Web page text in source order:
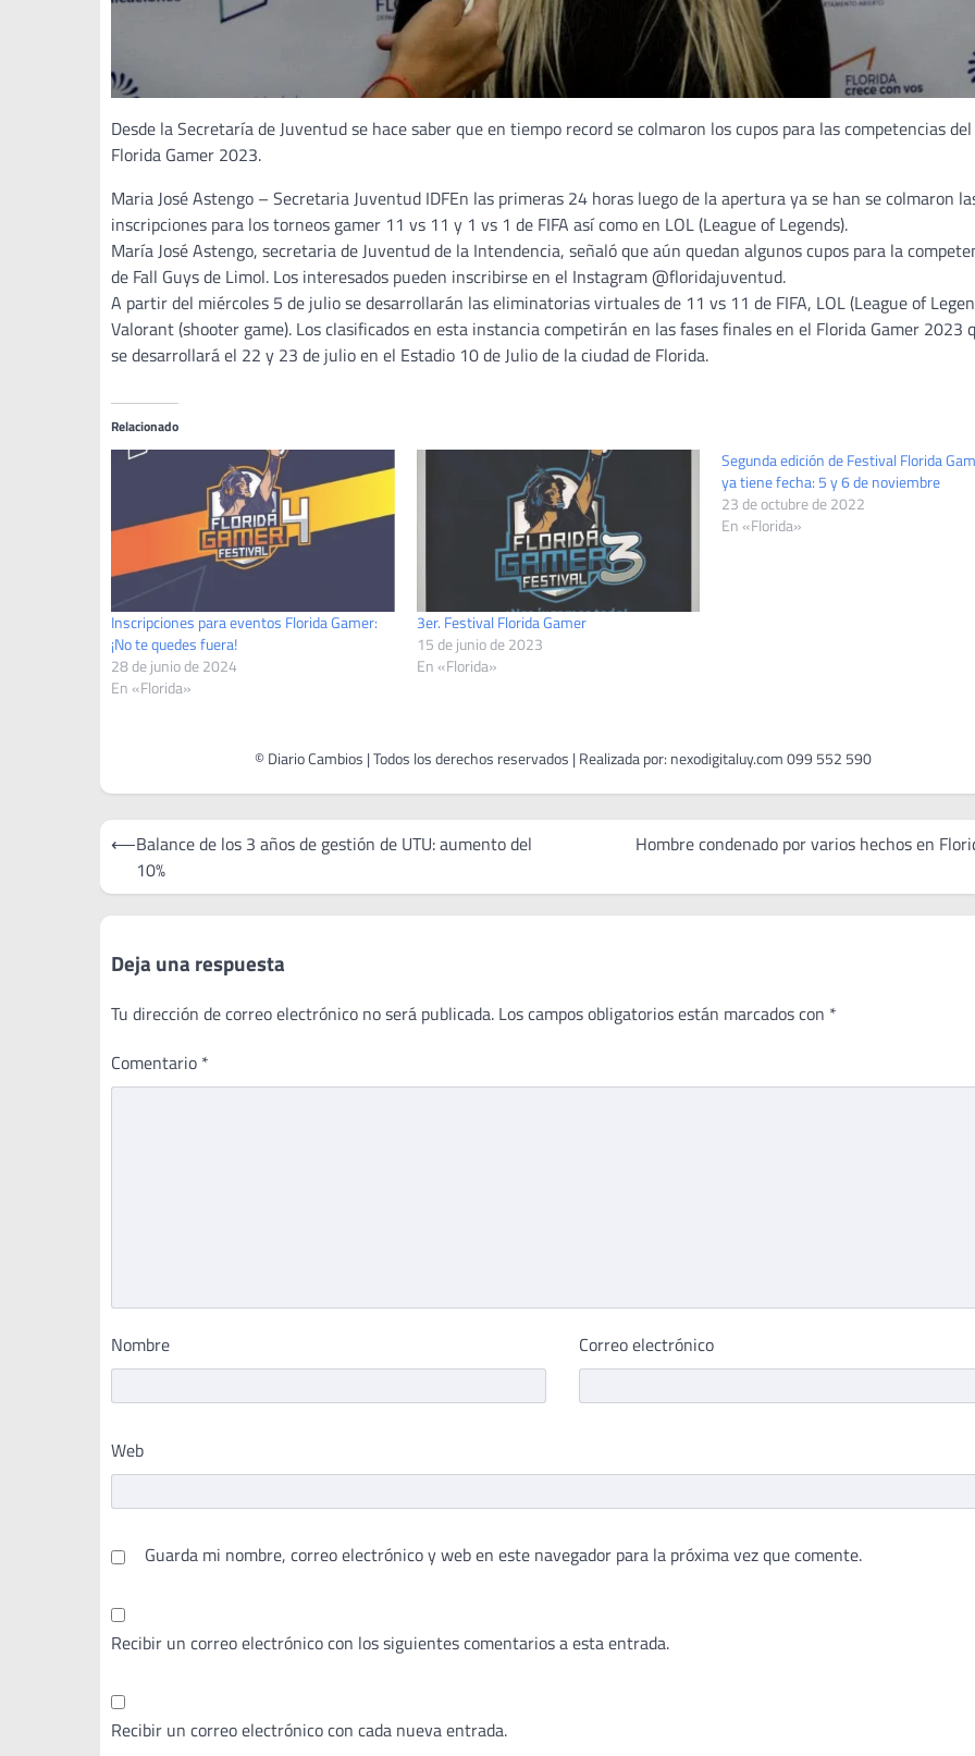
Desde la Secretaría de Juventud se hace saber que en tiempo record se colmaron los cupos para las competencias del
Florida Gamer 2023.
Maria José Astengo – Secretaria Juventud IDFEn las primeras 24 horas luego de la apertura ya se han se colmaron
inscripciones para los torneos gamer 11 vs 11 y 1 vs 1 de FIFA así como en LOL (League of Legends).
María José Astengo, secretaria de Juventud de la Intendencia, señaló que aún quedan algunos cupos para la
de Fall Guys de Limol. Los interesados pueden inscribirse en el Instagram @floridajuventud.
A partir del miércoles 5 de julio se desarrollarán las eliminatorias virtuales de 11 vs 11 de FIFA, LOL (League of
Valorant (shooter game). Los clasificados en esta instancia competirán en las fases finales en el Florida Gamer 2023
se desarrollará el 22 y 23 de julio en el Estadio 10 de Julio de la ciudad de Florida.
Relacionado
Inscripciones para eventos Florida Gamer:
¡No te quedes fuera!
28 de junio de 2024
En «Florida»
3er. Festival Florida Gamer
15 de junio de 2023
En «Florida»
Segunda edición de Festival Florida
ya tiene fecha: 5 y 6 de noviembre
23 de octubre de 2022
En «Florida»
Navegación
entradas
⟵Balance de los 3 años de gestión de UTU: aumento del
10%
Hombre condenado por varios hechos en
Deja una respuesta
Tu dirección de correo electrónico no será publicada. Los campos obligatorios están marcados con *
Comentario *
Nombre Correo electrónico
Web
Guarda mi nombre, correo electrónico y web en este navegador para la próxima vez que comente.
Recibir un correo electrónico con los siguientes comentarios a esta entrada.
Recibir un correo electrónico con cada nueva entrada.